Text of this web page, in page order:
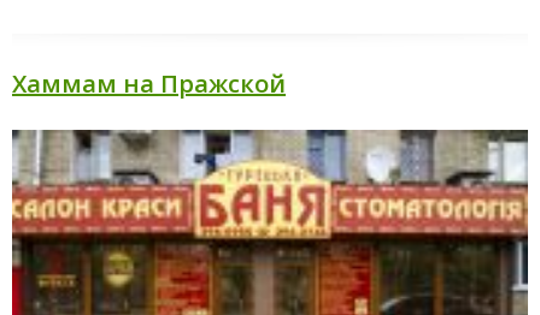
Хаммам на Пражской